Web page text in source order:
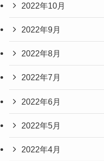
2022年10月
2022年9月
2022年8月
2022年7月
2022年6月
2022年5月
2022年4月